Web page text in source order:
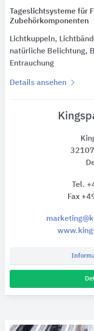
Tageslichtsysteme für
Zubehörkomponenten
Lichtkuppeln,
natürliche Belichtung,
Entrauchung
Details ansehen
Tel.
Fax